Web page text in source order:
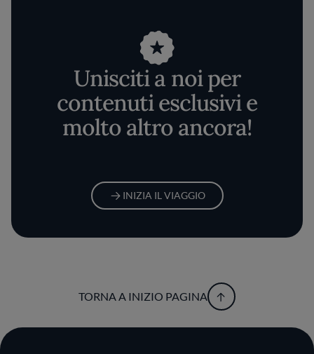
Unisciti a noi per
contenuti esclusivi e
molto altro ancora!
INIZIA IL VIAGGIO
TORNA A INIZIO PAGINA